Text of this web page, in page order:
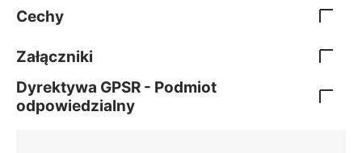
Cechy
Załączniki
Dyrektywa GPSR - Podmiot
odpowiedzialny